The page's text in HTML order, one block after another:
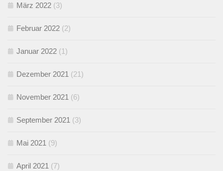
März 2022 (3)
Februar 2022 (2)
Januar 2022 (1)
Dezember 2021 (21)
November 2021 (6)
September 2021 (3)
Mai 2021 (9)
April 2021 (7)